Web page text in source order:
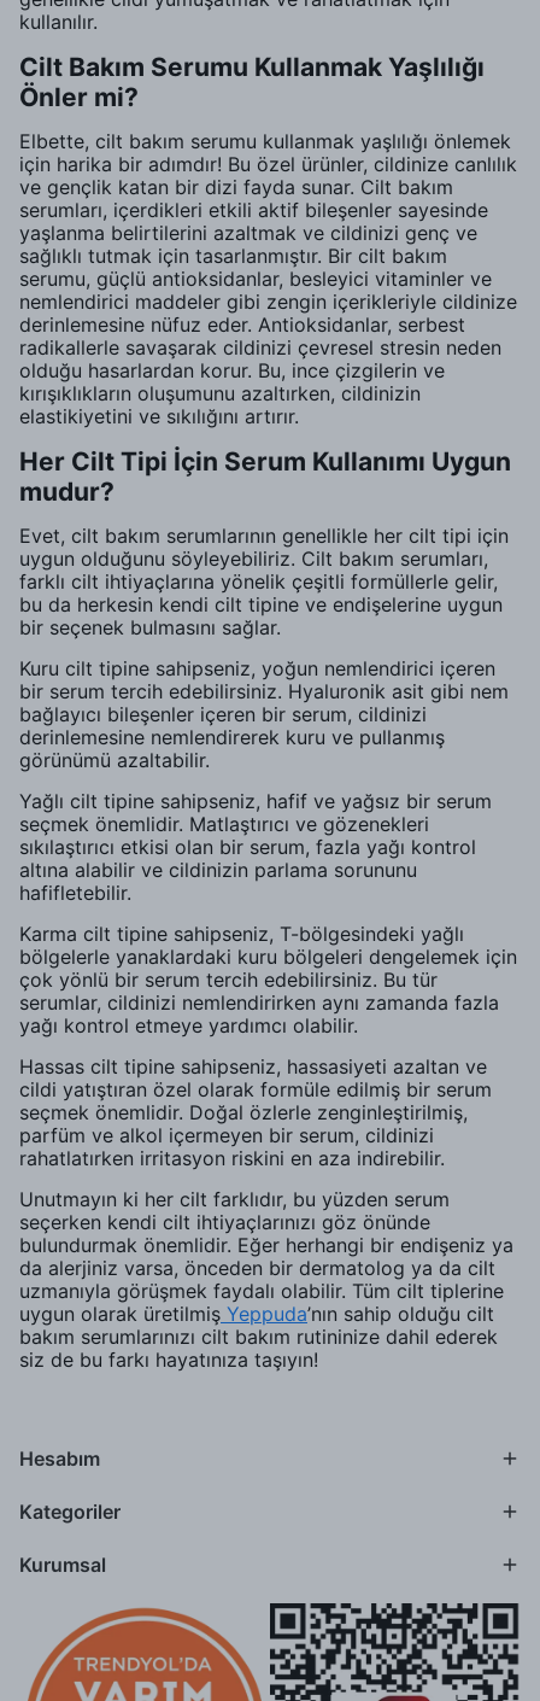
kullanılır.
Cilt Bakım Serumu Kullanmak Yaşlılığı
Önler mi?
Elbette, cilt bakım serumu kullanmak yaşlılığı önlemek
için harika bir adımdır! Bu özel ürünler, cildinize canlılık
ve gençlik katan bir dizi fayda sunar. Cilt bakım
serumları, içerdikleri etkili aktif bileşenler sayesinde
yaşlanma belirtilerini azaltmak ve cildinizi genç ve
sağlıklı tutmak için tasarlanmıştır. Bir cilt bakım
serumu, güçlü antioksidanlar, besleyici vitaminler ve
nemlendirici maddeler gibi zengin içerikleriyle cildinize
derinlemesine nüfuz eder. Antioksidanlar, serbest
radikallerle savaşarak cildinizi çevresel stresin neden
olduğu hasarlardan korur. Bu, ince çizgilerin ve
kırışıklıkların oluşumunu azaltırken, cildinizin
elastikiyetini ve sıkılığını artırır.
Her Cilt Tipi İçin Serum Kullanımı Uygun
mudur?
Evet, cilt bakım serumlarının genellikle her cilt tipi için
uygun olduğunu söyleyebiliriz. Cilt bakım serumları,
farklı cilt ihtiyaçlarına yönelik çeşitli formüllerle gelir,
bu da herkesin kendi cilt tipine ve endişelerine uygun
bir seçenek bulmasını sağlar.
Kuru cilt tipine sahipseniz, yoğun nemlendirici içeren
bir serum tercih edebilirsiniz. Hyaluronik asit gibi nem
bağlayıcı bileşenler içeren bir serum, cildinizi
derinlemesine nemlendirerek kuru ve pullanmış
görünümü azaltabilir.
Yağlı cilt tipine sahipseniz, hafif ve yağsız bir serum
seçmek önemlidir. Matlaştırıcı ve gözenekleri
sıkılaştırıcı etkisi olan bir serum, fazla yağı kontrol
altına alabilir ve cildinizin parlama sorununu
hafifletebilir.
Karma cilt tipine sahipseniz, T-bölgesindeki yağlı
bölgelerle yanaklardaki kuru bölgeleri dengelemek için
çok yönlü bir serum tercih edebilirsiniz. Bu tür
serumlar, cildinizi nemlendirirken aynı zamanda fazla
yağı kontrol etmeye yardımcı olabilir.
Hassas cilt tipine sahipseniz, hassasiyeti azaltan ve
cildi yatıştıran özel olarak formüle edilmiş bir serum
seçmek önemlidir. Doğal özlerle zenginleştirilmiş,
parfüm ve alkol içermeyen bir serum, cildinizi
rahatlatırken irritasyon riskini en aza indirebilir.
Unutmayın ki her cilt farklıdır, bu yüzden serum
seçerken kendi cilt ihtiyaçlarınızı göz önünde
bulundurmak önemlidir. Eğer herhangi bir endişeniz ya
da alerjiniz varsa, önceden bir dermatolog ya da cilt
uzmanıyla görüşmek faydalı olabilir. Tüm cilt tiplerine
uygun olarak üretilmiş Yeppuda’nın sahip olduğu cilt
bakım serumlarınızı cilt bakım rutininize dahil ederek
siz de bu farkı hayatınıza taşıyın!
Hesabım
Kategoriler
Kurumsal